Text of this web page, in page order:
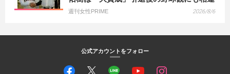
週刊女性PRIME 2026/8/6
公式アカウントをフォロー